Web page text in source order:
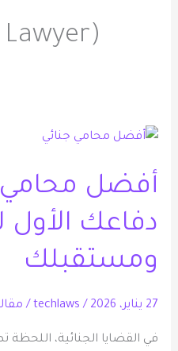
(Bribery Lawyer)
أفضل
دفاعك الأول
ومستقبلك
27 يناير، 2026 /
techlaws
/
في القضايا الجنائية،
أفضل
جنائي:
دفاعك
الأول
حريتك